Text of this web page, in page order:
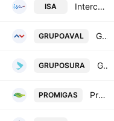
ISA Interconexion Electrica SA ESP
GRUPOAVAL Grupo Aval Acciones y Valores SA
GRUPOSURA Grupo de Inversiones Suramericana S.A.
PROMIGAS Promigas SA ESP